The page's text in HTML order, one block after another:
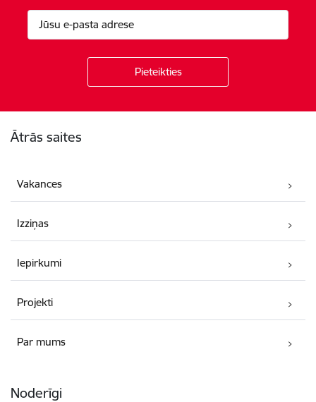
Ātrās saites
Vakances
Izziņas
Iepirkumi
Projekti
Par mums
Noderīgi